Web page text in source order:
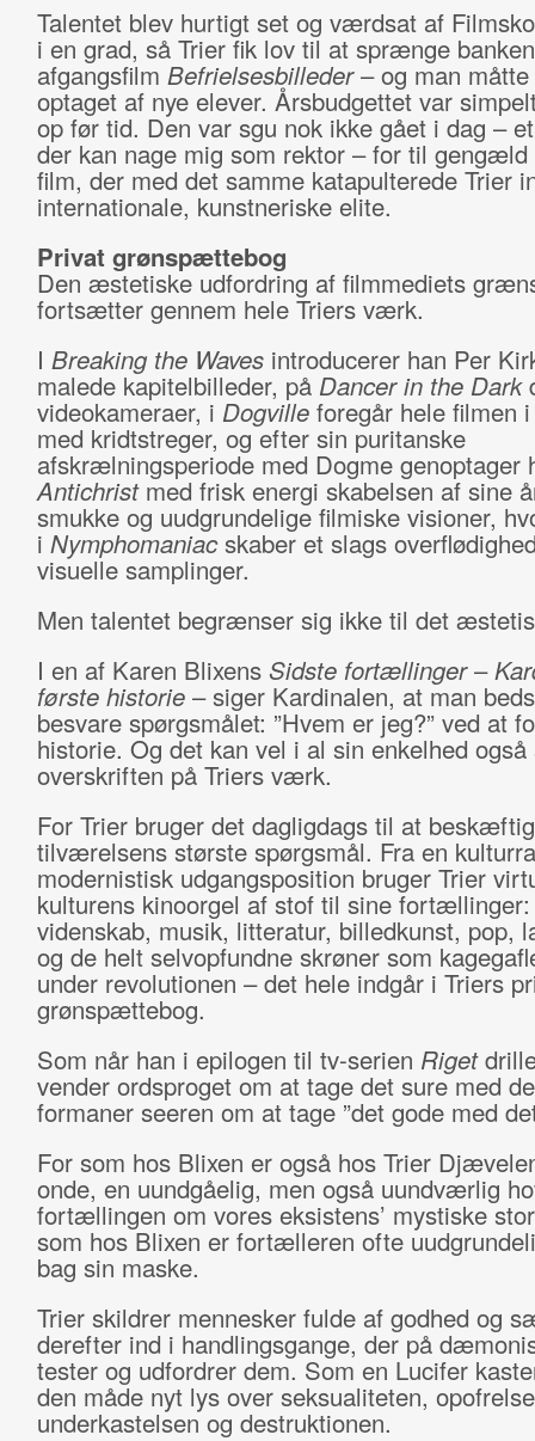
Talentet blev hurtigt set og værdsat af
i en grad, så Trier fik lov til at sprænge
afgangsfilm Befrielsesbilleder– og man
optaget af nye elever. Årsbudgettet var
op før tid. Den var sgu nok ikke gået i dag –
der kan nage mig som rektor – for til gengæld
film, der med det samme katapulterede Trier
internationale, kunstneriske elite.
Privat grønspættebog
Den æstetiske udfordring af filmmediets
fortsætter gennem hele Triers værk.
I Breaking the Wavesintroducerer han Per
malede kapitelbilleder, på Dancer in the Dark
videokameraer, i Dogvilleforegår hele filmen
med kridtstreger, og efter sin puritanske
afskrælningsperiode med Dogme genoptager
Antichristmed frisk energi skabelsen af sine
smukke og uudgrundelige filmiske visioner,
i Nymphomaniacskaber et slags
visuelle samplinger.
Men talentet begrænser sig ikke til det
I en af Karen Blixens Sidste fortællinger–
første historie– siger Kardinalen, at man
besvare spørgsmålet: ”Hvem er jeg?” ved at
historie. Og det kan vel i al sin enkelhed også
overskriften på Triers værk.
For Trier bruger det dagligdags til at
tilværelsens største spørgsmål. Fra en
modernistisk udgangsposition bruger Trier
kulturens kinoorgel af stof til sine
videnskab, musik, litteratur, billedkunst, pop,
og de helt selvopfundne skrøner som
under revolutionen – det hele indgår i Triers
grønspættebog.
Som når han i epilogen til tv-serien Riget
vender ordsproget om at tage det sure med
formaner seeren om at tage ”det gode med
For som hos Blixen er også hos Trier
onde, en uundgåelig, men også uundværlig
fortællingen om vores eksistens’ mystiske
som hos Blixen er fortælleren ofte
bag sin maske.
Trier skildrer mennesker fulde af godhed og
derefter ind i handlingsgange, der på
tester og udfordrer dem. Som en Lucifer
den måde nyt lys over seksualiteten,
underkastelsen og destruktionen.